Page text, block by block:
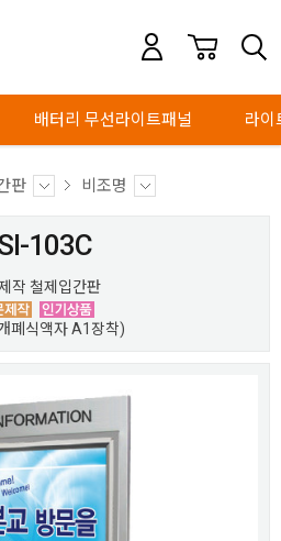
배터리 무선라이트패널 라이
판 비조명
103C
작 철제입간판
폐식액자 A1장착)